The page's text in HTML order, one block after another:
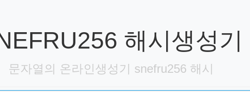
해시생성기
문자열의 온라인생성기 snefru256 해시